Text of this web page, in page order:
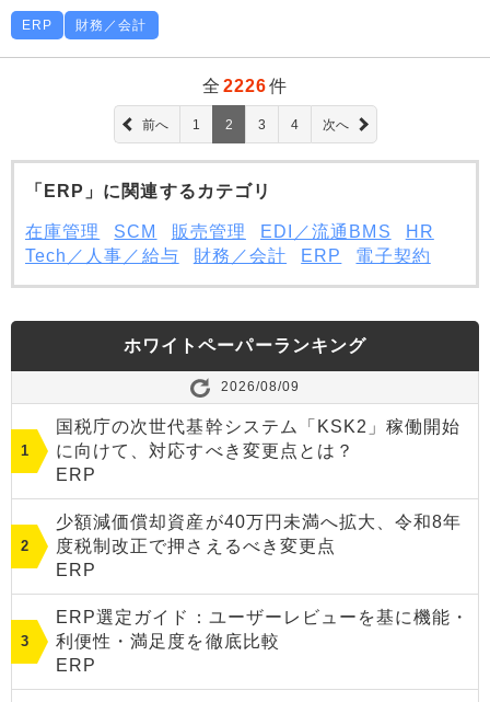
ERP 財務／会計
全 2226件
前へ 1 2 3 4 次へ
「ERP」に関連するカテゴリ
在庫管理 SCM 販売管理 EDI／流通BMS
HR
Tech／人事／給与
財務／会計 ERP 電子契約
ホワイトペーパーランキング
2026/08/09
国税庁の次世代基幹システム「KSK2」稼働開始
に向けて、対応すべき変更点とは？
ERP
少額減価償却資産が40万円未満へ拡大、令和8年
度税制改正で押さえるべき変更点
ERP
ERP選定ガイド：ユーザーレビューを基に機能・
利便性・満足度を徹底比較
ERP